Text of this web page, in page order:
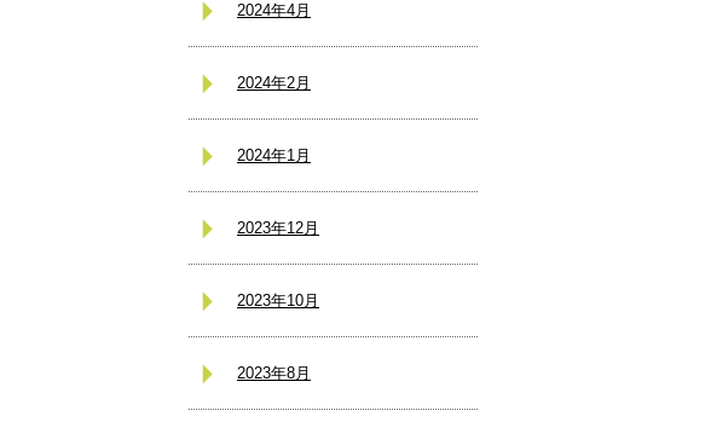
2024年4月
2024年2月
2024年1月
2023年12月
2023年10月
2023年8月